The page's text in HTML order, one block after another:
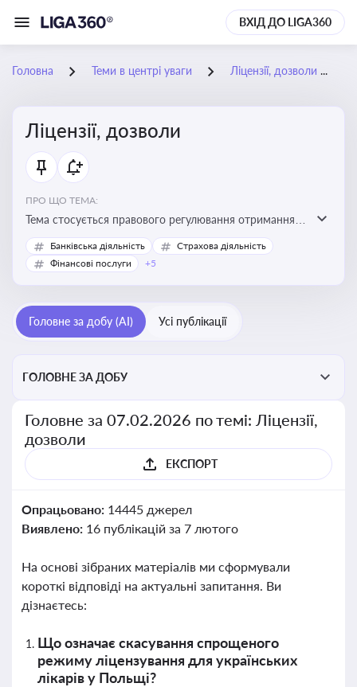
ВХІД ДО LIGA360
Головна Теми в центрі уваги Ліцензії, дозволи
Ліцензії, дозволи
ПРО ЩО ТЕМА:
Тема стосується правового регулювання отримання,
переоформлення, анулювання ліцензій і дозволів,
необхідних для провадження господарської
Банківська діяльність
Страхова діяльність
Фінансові послуги
+5
Головне за добу (AI) Усі публікації
ГОЛОВНЕ ЗА ДОБУ
Головне за 07.02.2026 по темі: Ліцензії,
дозволи
ЕКСПОРТ
Опрацьовано: 14445 джерел
Виявлено: 16 публікацій за 7 лютого
На основі зібраних матеріалів ми сформували
короткі відповіді на актуальні запитання. Ви
дізнаєтесь:
Що означає скасування спрощеного
режиму ліцензування для українських
лікарів у Польщі?